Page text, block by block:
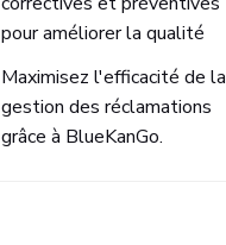
pour améliorer la qualité
Maximisez l'efficacité de la
gestion des réclamations
grâce à BlueKanGo.